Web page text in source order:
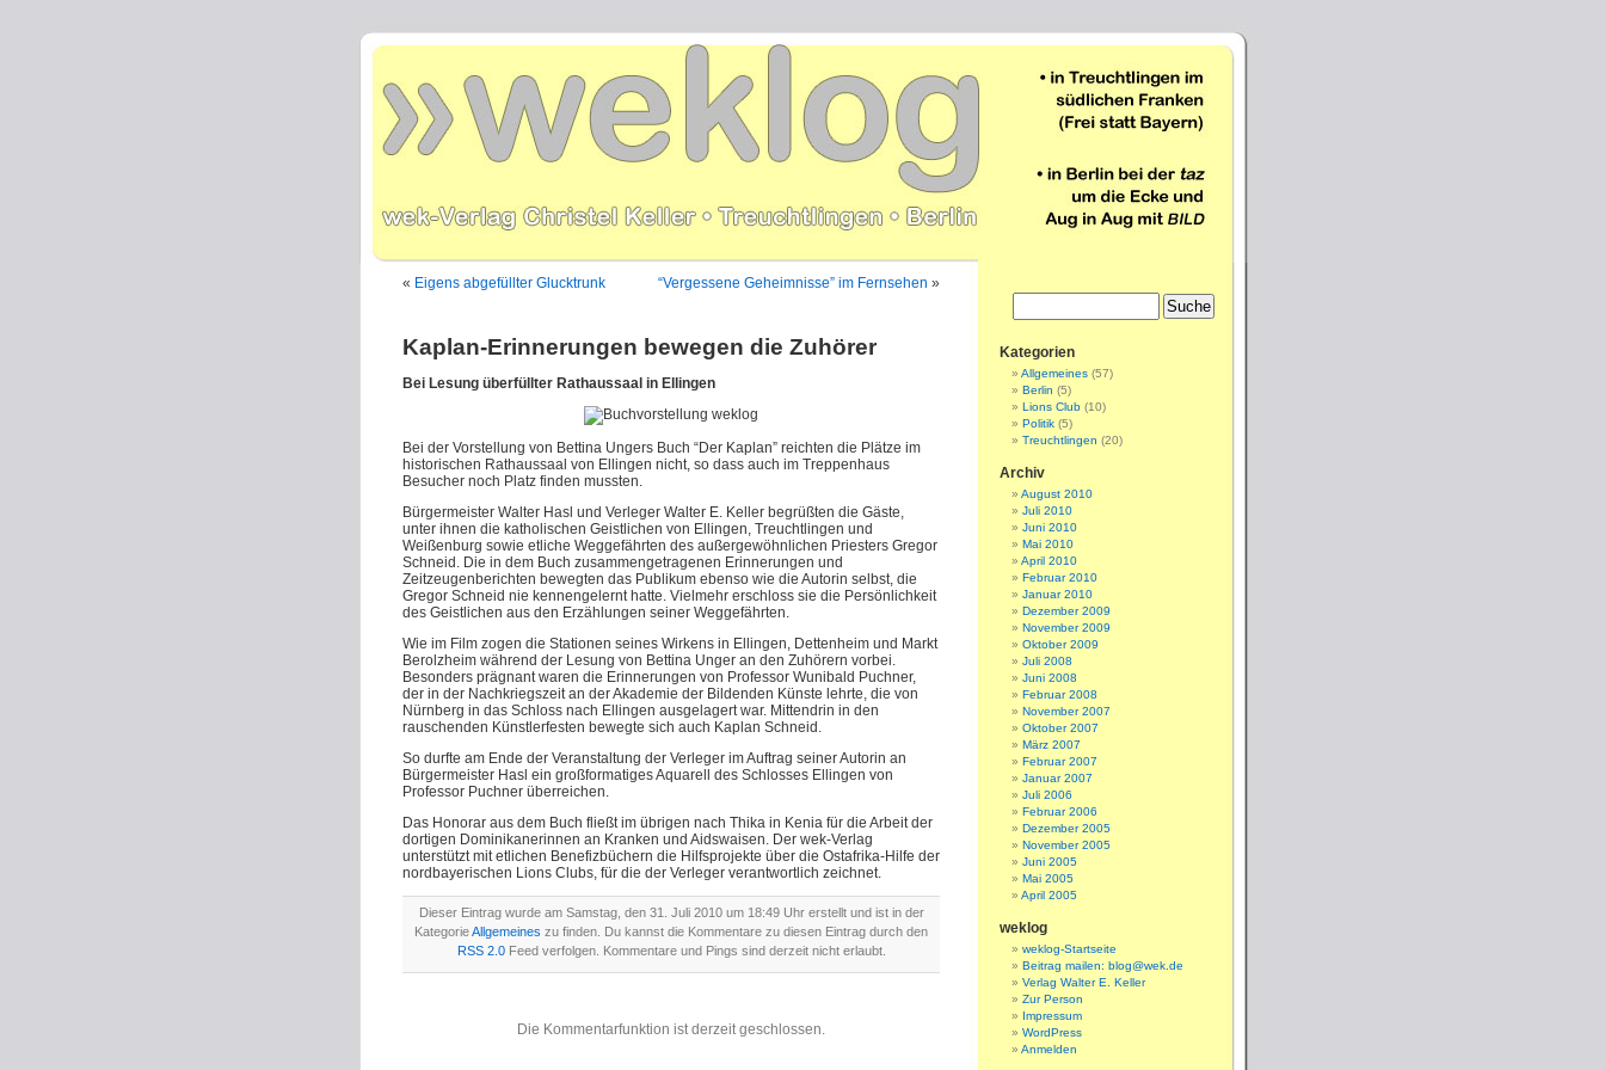
« Eigens abgefüllter Glucktrunk “Vergessene Geheimnisse” im Fernsehen »
Kaplan-Erinnerungen bewegen die Zuhörer
Bei Lesung überfüllter Rathaussaal in Ellingen
Bei der Vorstellung von Bettina Ungers Buch “Der Kaplan” reichten die Plätze im
historischen Rathaussaal von Ellingen nicht, so dass auch im Treppenhaus
Besucher noch Platz finden mussten.
Bürgermeister Walter Hasl und Verleger Walter E. Keller begrüßten die Gäste,
unter ihnen die katholischen Geistlichen von Ellingen, Treuchtlingen und
Weißenburg sowie etliche Weggefährten des außergewöhnlichen Priesters Gregor
Schneid. Die in dem Buch zusammengetragenen Erinnerungen und
Zeitzeugenberichten bewegten das Publikum ebenso wie die Autorin selbst, die
Gregor Schneid nie kennengelernt hatte. Vielmehr erschloss sie die Persönlichkeit
des Geistlichen aus den Erzählungen seiner Weggefährten.
Wie im Film zogen die Stationen seines Wirkens in Ellingen, Dettenheim und Markt
Berolzheim während der Lesung von Bettina Unger an den Zuhörern vorbei.
Besonders prägnant waren die Erinnerungen von Professor Wunibald Puchner,
der in der Nachkriegszeit an der Akademie der Bildenden Künste lehrte, die von
Nürnberg in das Schloss nach Ellingen ausgelagert war. Mittendrin in den
rauschenden Künstlerfesten bewegte sich auch Kaplan Schneid.
So durfte am Ende der Veranstaltung der Verleger im Auftrag seiner Autorin an
Bürgermeister Hasl ein großformatiges Aquarell des Schlosses Ellingen von
Professor Puchner überreichen.
Das Honorar aus dem Buch fließt im übrigen nach Thika in Kenia für die Arbeit der
dortigen Dominikanerinnen an Kranken und Aidswaisen. Der wek-Verlag
unterstützt mit etlichen Benefizbüchern die Hilfsprojekte über die Ostafrika-Hilfe der
nordbayerischen Lions Clubs, für die der Verleger verantwortlich zeichnet.
Dieser Eintrag wurde am Samstag, den 31. Juli 2010 um 18:49 Uhr erstellt und ist in der
KategorieAllgemeines zu finden. Du kannst die Kommentare zu diesen Eintrag durch den
RSS 2.0Feed verfolgen. Kommentare und Pings sind derzeit nicht erlaubt.
Die Kommentarfunktion ist derzeit geschlossen.
Kategorien
Allgemeines (57)
Berlin (5)
Lions Club (10)
Politik (5)
Treuchtlingen (20)
Archiv
August 2010
Juli 2010
Juni 2010
Mai 2010
April 2010
Februar 2010
Januar 2010
Dezember 2009
November 2009
Oktober 2009
Juli 2008
Juni 2008
Februar 2008
November 2007
Oktober 2007
März 2007
Februar 2007
Januar 2007
Juli 2006
Februar 2006
Dezember 2005
November 2005
Juni 2005
Mai 2005
April 2005
weklog
weklog-Startseite
Beitrag mailen: blog@wek.de
Verlag Walter E. Keller
Zur Person
Impressum
WordPress
Anmelden